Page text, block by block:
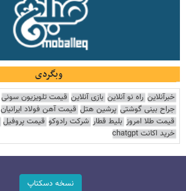
وبگردی
خبرآنلاین راه نو آنلاین بازی آنلاین قیمت تلویزیون سونی
جراح بینی گوشتی پرشین هتل قیمت آهن فولاد ایرانیان
قیمت طلا امروز بلیط قطار شرکت رادوکو قیمت پروفیل
خرید اکانت chatgpt
نسخه دسکتاپ